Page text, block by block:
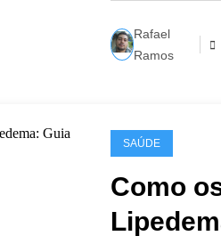
Rafael
Ramos
SAÚDE
Como